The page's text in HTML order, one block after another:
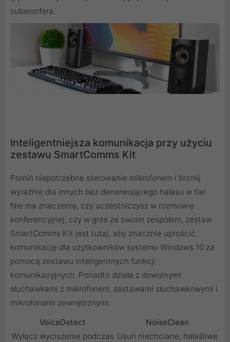
subwoofera.
Inteligentniejsza komunikacja przy użyciu
zestawu SmartComms Kit
Pomiń niepotrzebne sterowanie mikrofonem i brzmij
wyraźnie dla innych bez denerwującego hałasu w tle!
Nie ma znaczenia, czy uczestniczysz w rozmowie
konferencyjnej, czy w grze ze swoim zespołem, zestaw
SmartComms Kit jest tutaj, aby znacznie uprościć
komunikację dla użytkowników systemu Windows 10 za
pomocą zestawu inteligentnych funkcji
komunikacyjnych. Ponadto działa z dowolnymi
słuchawkami z mikrofonem, zestawami słuchawkowymi i
mikrofonami zewnętrznymi.
VoiceDetect
Wyłącz wyciszenie podczas
NoiseClean
Usuń niechciane, hałaśliwe